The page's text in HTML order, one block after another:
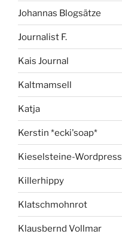
Johannas Blogsätze
Journalist F.
Kais Journal
Kaltmamsell
Katja
Kerstin *ecki'soap*
Kieselsteine-Wordpress
Killerhippy
Klatschmohnrot
Klausbernd Vollmar